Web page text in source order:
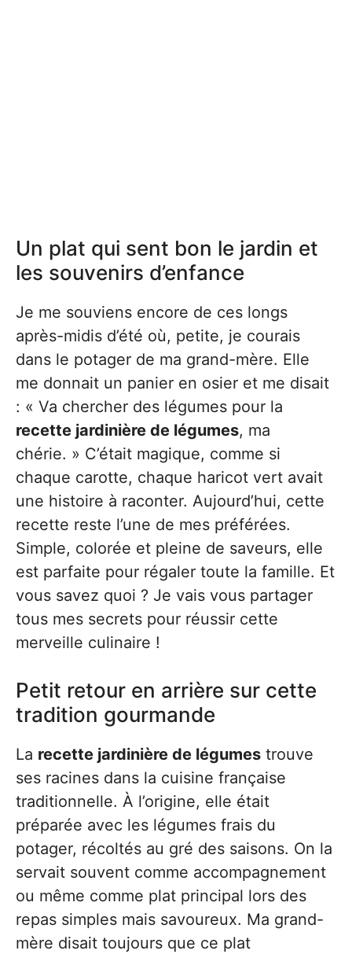
Un plat qui sent bon le jardin et
les souvenirs d’enfance
Je me souviens encore de ces longs
après-midis d’été où, petite, je courais
dans le potager de ma grand-mère. Elle
me donnait un panier en osier et me disait
: « Va chercher des légumes pour la
recette jardinière de légumes, ma
chérie. » C’était magique, comme si
chaque carotte, chaque haricot vert avait
une histoire à raconter. Aujourd’hui, cette
recette reste l’une de mes préférées.
Simple, colorée et pleine de saveurs, elle
est parfaite pour régaler toute la famille. Et
vous savez quoi ? Je vais vous partager
tous mes secrets pour réussir cette
merveille culinaire !
Petit retour en arrière sur cette
tradition gourmande
La recette jardinière de légumes trouve
ses racines dans la cuisine française
traditionnelle. À l’origine, elle était
préparée avec les légumes frais du
potager, récoltés au gré des saisons. On la
servait souvent comme accompagnement
ou même comme plat principal lors des
repas simples mais savoureux. Ma grand-
mère disait toujours que ce plat